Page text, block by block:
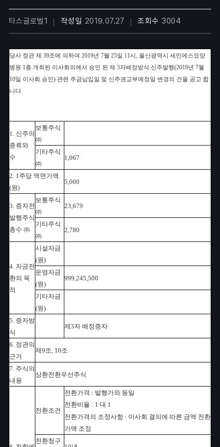
타스글로벌1 작성일 2019.07.27 조회수 3004
당사 정관 제 39조에 의하여 2019년 7월 25일 11시, 울산광역시 세민에스요양
병원 1층 개최된 이사회의에서 승인 된 제 3자배정방식 신주발행(2019년 7월
10일 이사회 승인) 관련 주금납입일 및 신주권교부예정일 변경의 건을 공고 합
니다.
1. 신주의
종류와
수
보통주식
㈜
기타주식
㈜
1,067
2. 1주당 액면가액
(원)
5,000
3. 증자전
발행주식
총수 ㈜
보통주식
㈜
23,679
기타주식
㈜
2,780
4. 자금전
환의 목
적
시설자금
(원)
운영자금
(원)
999,245,500
기타자금
(원)
5. 증자방
식
제3자 배정증자
6. 정관의
근거
제9조, 10조
7. 주식의
내용
상환전환우선주식
전환조건
전환가격 : 발행가와 동일
전환비율 : 1 대 1
전환가격의 조정사항 : 이사회 결의에 따른 금액 전환
가액 조정
전환청구